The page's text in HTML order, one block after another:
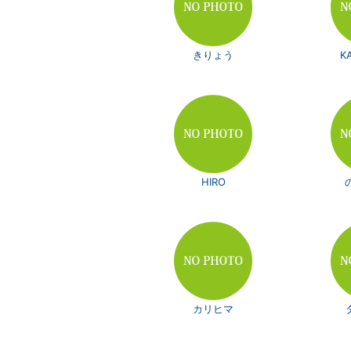
きりょう
HIRO
カリヒマ